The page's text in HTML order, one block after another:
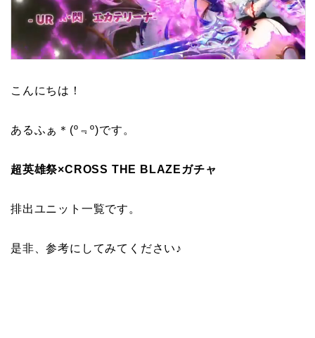
こんにちは！
あるふぁ＊(º﹃º)です。
超英雄祭×CROSS THE BLAZEガチャ
排出ユニット一覧です。
是非、参考にしてみてください♪